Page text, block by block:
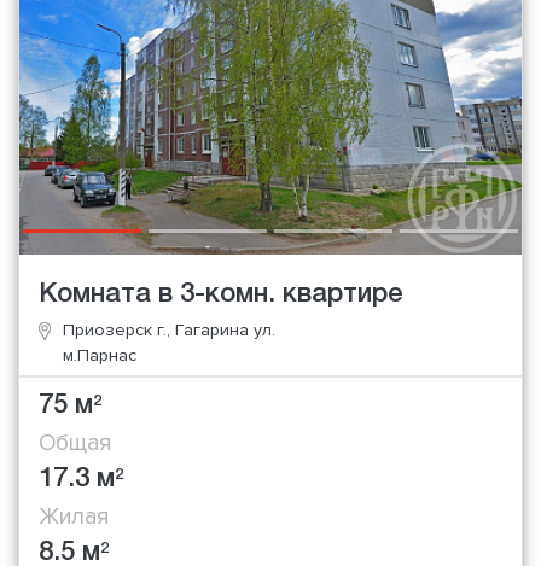
Комната в 3-комн. квартире
Приозерск г., Гагарина ул.
м.Парнас
75 м2
Общая
17.3 м2
Жилая
8.5 м2